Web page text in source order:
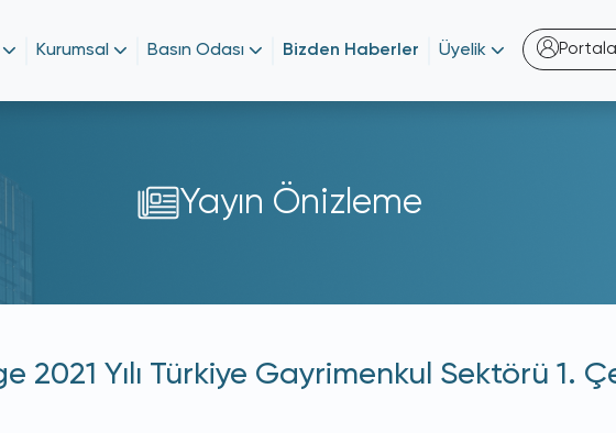
Kurumsal Basın Odası Bizden Haberler Üyelik
Yayın Önizleme
2021 Yılı Türkiye Gayrimenkul Sektörü 1.